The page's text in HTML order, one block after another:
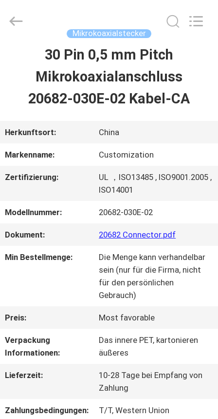
HAUSE
VIDEOS
UNS
QUALITÄTSKONTROLLE
KONTAKT
MIT
UNS
Technology
Mikrokoaxialstecker
30 Pin 0,5 mm Pitch
Mikrokoaxialanschluss
20682-030E-02 Kabel-CA
Herkunftsort: China
Markenname: Customization
Zertifizierung:
UL ，ISO13485 , ISO9001.2005 ,
ISO14001
Modellnummer: 20682-030E-02
Dokument: 20682 Connector.pdf
Min Bestellmenge:
Die Menge kann verhandelbar
sein (nur für die Firma, nicht
für den persönlichen
Gebrauch)
Preis: Most favorable
Verpackung
Informationen:
Das innere PET, kartonieren
äußeres
Lieferzeit:
10-28 Tage bei Empfang von
Zahlung
Zahlungsbedingungen: T/T, Western Union